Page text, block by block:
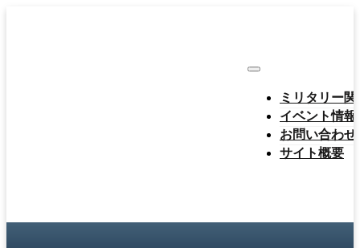
ミリタリー
イベント情報
お問い合わせ
サイト概要